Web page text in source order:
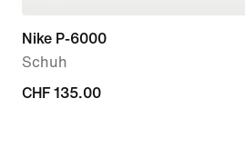
Nike P-6000
Schuh
CHF 135.00
CHF 135.00